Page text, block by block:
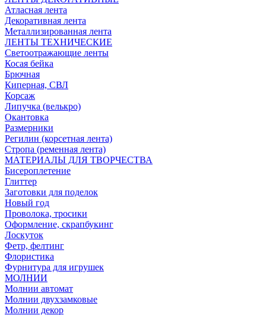
Атласная лента
Декоративная лента
Металлизированная лента
ЛЕНТЫ ТЕХНИЧЕСКИЕ
Светоотражающие ленты
Косая бейка
Брючная
Киперная, СВЛ
Корсаж
Липучка (велькро)
Окантовка
Размерники
Регилин (корсетная лента)
Стропа (ременная лента)
МАТЕРИАЛЫ ДЛЯ ТВОРЧЕСТВА
Бисероплетение
Глиттер
Заготовки для поделок
Новый год
Проволока, тросики
Оформление, скрапбукинг
Лоскуток
Фетр, фелтинг
Флористика
Фурнитура для игрушек
МОЛНИИ
Молнии автомат
Молнии двухзамковые
Молнии декор